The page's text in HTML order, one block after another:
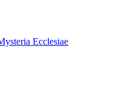
Ecclesiae